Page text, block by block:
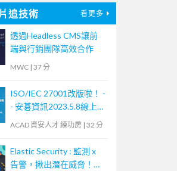
追技術 看更多
透過Headless CMS讓前
端與行銷團隊高效合作
MWC | 37 分
ISO/IEC 27001改版啦！ -
- 安碁資訊2023.5.8線上研
討會摘要
ACAD 資安人才 練功房 | 32 分
Elastic Security : 監測 x
告警，揪出潛在威脅！